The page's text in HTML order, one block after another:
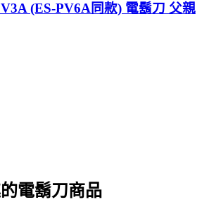
(ES-PV6A同款) 電鬍刀 父親
電鬍刀商品